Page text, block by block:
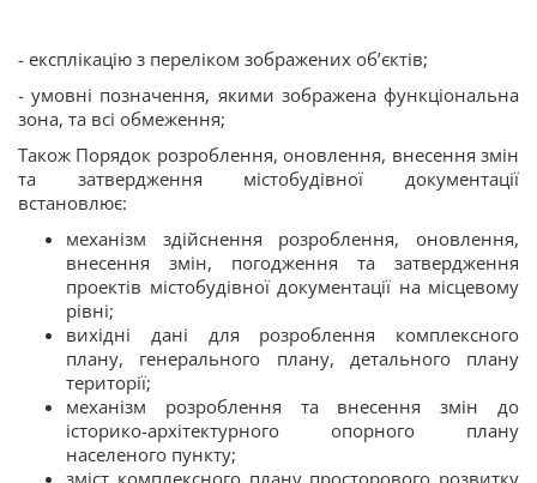
- експлікацію з переліком зображених об’єктів;
- умовні позначення, якими зображена функціональна
зона, та всі обмеження;
Також Порядок розроблення, оновлення, внесення змін
та затвердження містобудівної документації
встановлює:
механізм здійснення розроблення, оновлення,
внесення змін, погодження та затвердження
проектів містобудівної документації на місцевому
рівні;
вихідні дані для розроблення комплексного
плану, генерального плану, детального плану
території;
механізм розроблення та внесення змін до
історико-архітектурного опорного плану
населеного пункту;